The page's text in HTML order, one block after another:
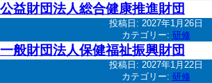
公益財団法人総合健康推進財団
投稿日: 2027年1月26日
カテゴリー: 研修
一般財団法人保健福祉振興財団
投稿日: 2027年1月22日
カテゴリー: 研修